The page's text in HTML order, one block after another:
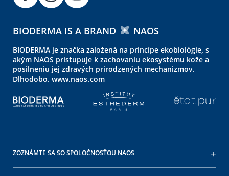
BIODERMA IS A BRAND NAOS
BIODERMA je značka založená na princípe ekobiológie, s
akým NAOS pristupuje k zachovaniu ekosystému kože a
posilneniu jej zdravých prirodzených mechanizmov.
Dlhodobo. www.naos.com
ZOZNÁMTE SA SO SPOLOČNOSŤOU NAOS